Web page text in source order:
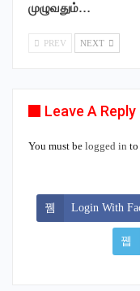
முழுவதும்…
PREV NEXT
Leave A Reply
You must be logged in to
Login With